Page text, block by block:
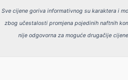
Sve cijene goriva informativnog su karaktera i
zbog učestalosti promjena pojedinih naftnih
nije odgovorna za moguće drugačije